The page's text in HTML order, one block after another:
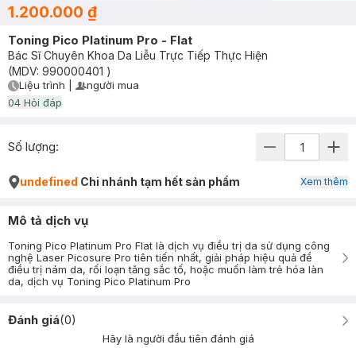
1.200.000 ₫
Toning Pico Platinum Pro - Flat
Bác Sĩ Chuyên Khoa Da Liễu Trực Tiếp Thực Hiện
(MDV: 990000401 )
Timer Gray Icon
Liệu trình User Product Icon
người mua
04 Hỏi đáp
Số lượng:
undefined Chi nhánh tạm hết sản phẩm Xem thêm
Mô tả dịch vụ
Toning Pico Platinum Pro Flat là dịch vụ điều trị da sử dụng công
nghệ Laser Picosure Pro tiên tiến nhất, giải pháp hiệu quả để
điều trị nám da, rối loạn tăng sắc tố, hoặc muốn làm trẻ hóa làn
da, dịch vụ Toning Pico Platinum Pro
Đánh giá(0)
Hãy là người đầu tiên đánh giá